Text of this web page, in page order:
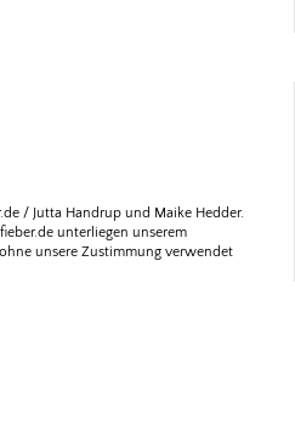
/ Jutta Handrup und Maike Hedder.
unterliegen unserem
unsere Zustimmung verwendet